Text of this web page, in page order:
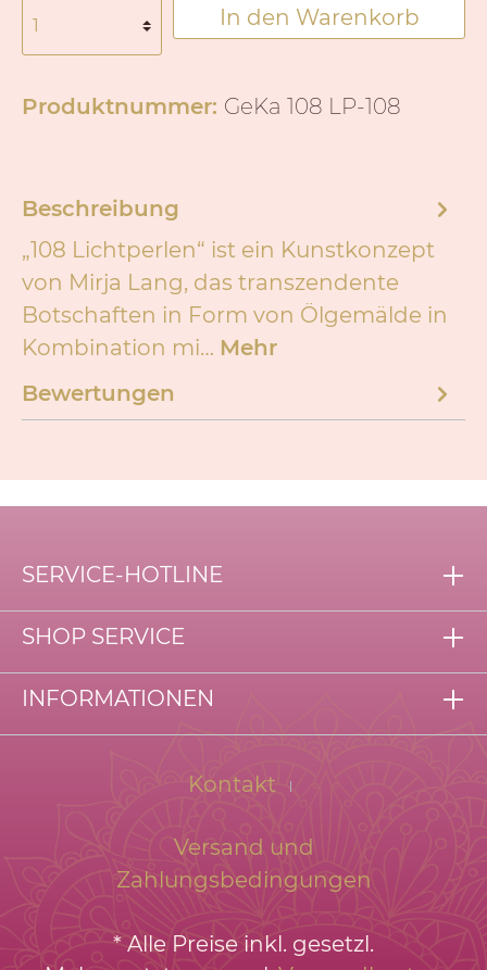
In den Warenkorb
Produktnummer: GeKa 108 LP-108
Beschreibung
„108 Lichtperlen“ ist ein Kunstkonzept
von Mirja Lang, das transzendente
Botschaften in Form von Ölgemälde in
Kombination mi… Mehr
Bewertungen
SERVICE-HOTLINE
SHOP SERVICE
INFORMATIONEN
Kontakt
Versand und
Zahlungsbedingungen
* Alle Preise inkl. gesetzl.